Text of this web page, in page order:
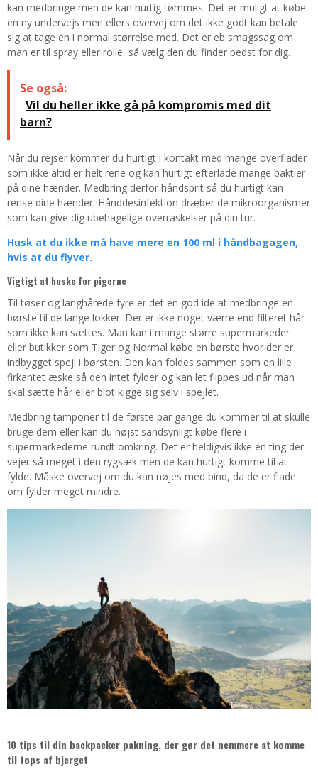
kan medbringe men de kan hurtig tømmes. Det er muligt at købe
en ny undervejs men ellers overvej om det ikke godt kan betale
sig at tage en i normal størrelse med. Det er eb smagssag om
man er til spray eller rolle, så vælg den du finder bedst for dig.
Se også:
Vil du heller ikke gå på kompromis med dit
barn?
Når du rejser kommer du hurtigt i kontakt med mange overflader
som ikke altid er helt rene og kan hurtigt efterlade mange baktier
på dine hænder. Medbring derfor håndsprit så du hurtigt kan
rense dine hænder. Hånddesinfektion dræber de mikroorganismer
som kan give dig ubehagelige overraskelser på din tur.
Husk at du ikke må have mere en 100 ml i håndbagagen,
hvis at du flyver.
Vigtigt at huske for pigerne
Til tøser og langhårede fyre er det en god ide at medbringe en
børste til de lange lokker. Der er ikke noget værre end filteret hår
som ikke kan sættes. Man kan i mange større supermarkeder
eller butikker som Tiger og Normal købe en børste hvor der er
indbygget spejl i børsten. Den kan foldes sammen som en lille
firkantet æske så den intet fylder og kan let flippes ud når man
skal sætte hår eller blot kigge sig selv i spejlet.
Medbring tamponer til de første par gange du kommer til at skulle
bruge dem eller kan du højst sandsynligt købe flere i
supermarkederne rundt omkring. Det er heldigvis ikke en ting der
vejer så meget i den rygsæk men de kan hurtigt komme til at
fylde. Måske overvej om du kan nøjes med bind, da de er flade
om fylder meget mindre.
10 tips til din backpacker pakning, der gør det nemmere at komme
til tops af bjerget